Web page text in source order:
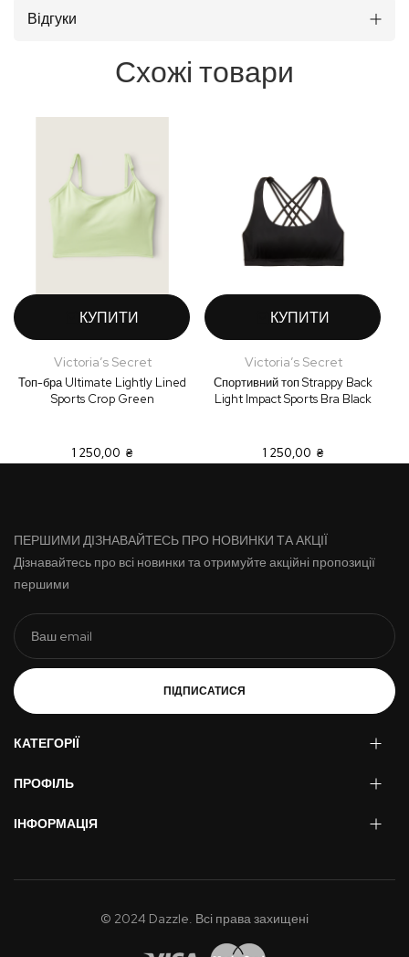
Відгуки
Схожі товари
КУПИТИ
Victoria’s Secret
Топ-бра Ultimate Lightly Lined
Sports Crop Green
1 250,00 ₴
КУПИТИ
Victoria’s Secret
Спортивний топ Strappy Back
Light Impact Sports Bra Black
1 250,00 ₴
ПЕРШИМИ ДІЗНАВАЙТЕСЬ ПРО НОВИНКИ ТА АКЦІЇ
Дізнавайтесь про всі новинки та отримуйте акційні пропозиції
першими
ПІДПИСАТИСЯ
КАТЕГОРІЇ
ПРОФІЛЬ
ІНФОРМАЦІЯ
© 2024 Dazzle. Всі права захищені